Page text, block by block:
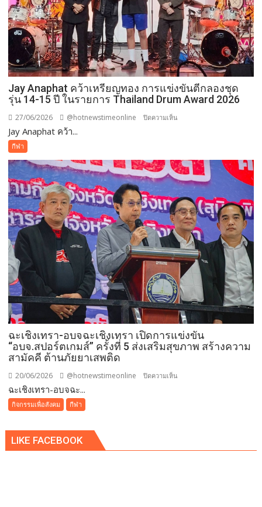
เรียน
เพื่อ
อนาคต
Jay Anaphat คว้าเหรียญทอง การแข่งขันตีกลองชุด
รุ่น 14-15 ปี ในรายการ Thailand Drum Award 2026
27/06/2026 @hotnewstimeonline ปิดความเห็น
เหรียญ
ทอง
การ
แข่งขัน
ตี
กลอง
ชุด
รุ่น
14-
15
ปี
ใน
รายการ
Thailand
Drum
Jay Anaphat คว้า...
กีฬา
ฉะเชิงเทรา-อบจฉะเชิงเทรา เปิดการแข่งขัน
“อบจ.สปอร์ตเกมส์” ครั้งที่ 5 ส่งเสริมสุขภาพ สร้างความ
สามัคคี ต้านภัยยาเสพติด
20/06/2026 @hotnewstimeonline ปิดความเห็น
แข่งขัน
ฉะเชิงเทรา-อบจฉะ...
กิจกรรมเพื่อสังคม กีฬา
LIKE FACEBOOK